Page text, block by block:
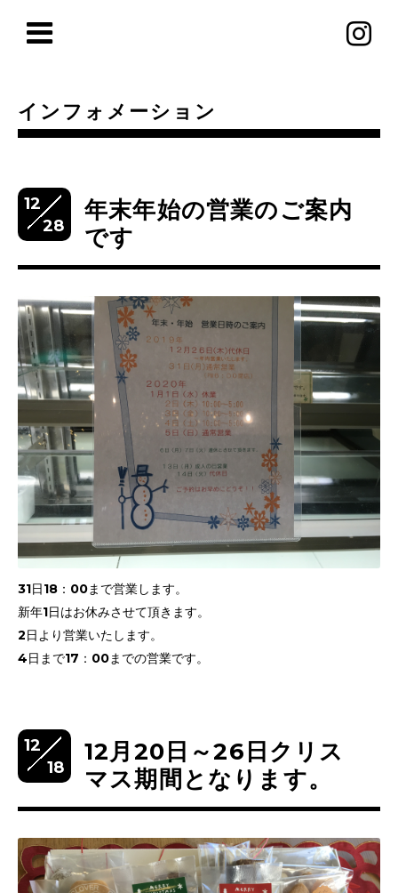
インフォメーション
12
28
年末年始の営業のご案内
です
31日18：00まで営業します。
新年1日はお休みさせて頂きます。
2日より営業いたします。
4日まで17：00までの営業です。
12
18
12月20日～26日クリス
マス期間となります。